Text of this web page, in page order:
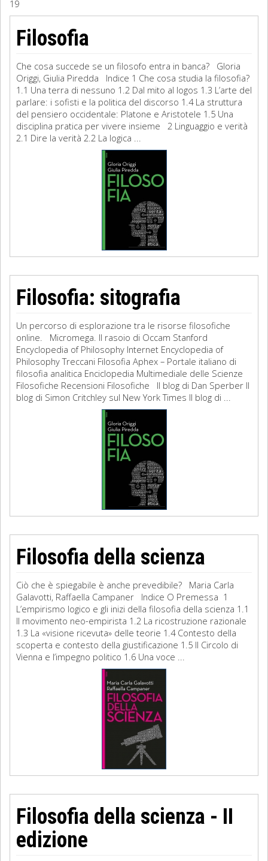
Filosofia
Storia
Matematica
Diritto
19
Filosofia
Che cosa succede se un filosofo entra in banca? Gloria
Origgi, Giulia Piredda Indice 1 Che cosa studia la filosofia?
1.1 Una terra di nessuno 1.2 Dal mito al logos 1.3 L’arte del
parlare: i sofisti e la politica del discorso 1.4 La struttura
del pensiero occidentale: Platone e Aristotele 1.5 Una
disciplina pratica per vivere insieme 2 Linguaggio e verità
2.1 Dire la verità 2.2 La logica ...
Filosofia: sitografia
Un percorso di esplorazione tra le risorse filosofiche
online. Micromega. Il rasoio di Occam Stanford
Encyclopedia of Philosophy Internet Encyclopedia of
Philosophy Treccani Filosofia Aphex – Portale italiano di
filosofia analitica Enciclopedia Multimediale delle Scienze
Filosofiche Recensioni Filosofiche Il blog di Dan Sperber Il
blog di Simon Critchley sul New York Times Il blog di ...
Filosofia della scienza
Ciò che è spiegabile è anche prevedibile? Maria Carla
Galavotti, Raffaella Campaner Indice O Premessa 1
L’empirismo logico e gli inizi della filosofia della scienza 1.1
Il movimento neo-empirista 1.2 La ricostruzione razionale
1.3 La «visione ricevuta» delle teorie 1.4 Contesto della
scoperta e contesto della giustificazione 1.5 Il Circolo di
Vienna e l’impegno politico 1.6 Una voce ...
Filosofia della scienza - II
edizione